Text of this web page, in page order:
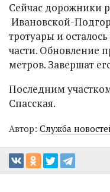
Сейчас дорожники
Ивановской-
тротуары и
части. Обновление
метров. Завершат
Последним
Спасская.
Автор: Служба